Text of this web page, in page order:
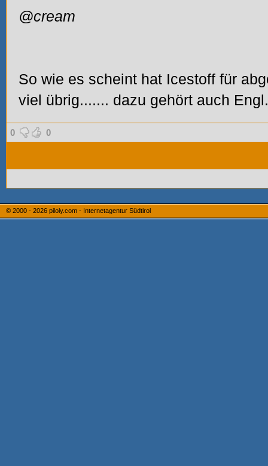
@cream
So wie es scheint hat Icestoff für
viel übrig....... dazu gehört auch
0 0
© 2000 - 2026 piloly.com - Internetagentur Südtirol